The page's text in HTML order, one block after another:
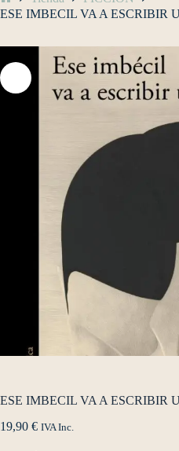
ESE IMBECIL VA A ESCRIBIR
ESE IMBECIL VA A ESCRIBIR
19,90 € IVA Inc.